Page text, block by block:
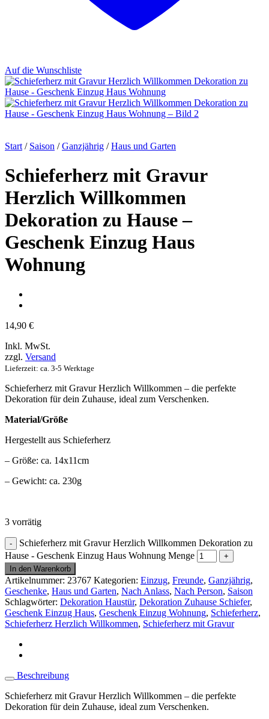
Auf die Wunschliste
Start / Saison / Ganzjährig / Haus und Garten
Schieferherz mit Gravur
Herzlich Willkommen
Dekoration zu Hause –
Geschenk Einzug Haus
Wohnung
14,90 €
Inkl. MwSt.
zzgl. Versand
Lieferzeit: ca. 3-5 Werktage
Schieferherz mit Gravur Herzlich Willkommen – die perfekte
Dekoration für dein Zuhause, ideal zum Verschenken.
Material/Größe
Hergestellt aus Schieferherz
– Größe: ca. 14x11cm
– Gewicht: ca. 230g
3 vorrätig
Schieferherz mit Gravur Herzlich Willkommen Dekoration zu
Hause - Geschenk Einzug Haus Wohnung Menge
In den Warenkorb
Artikelnummer: 23767 Kategorien: Einzug, Freunde, Ganzjährig,
Geschenke, Haus und Garten, Nach Anlass, Nach Person, Saison
Schlagwörter: Dekoration Haustür, Dekoration Zuhause Schiefer,
Geschenk Einzug Haus, Geschenk Einzug Wohnung, Schieferherz,
Schieferherz Herzlich Willkommen, Schieferherz mit Gravur
Beschreibung
Schieferherz mit Gravur Herzlich Willkommen – die perfekte
Dekoration für dein Zuhause, ideal zum Verschenken.